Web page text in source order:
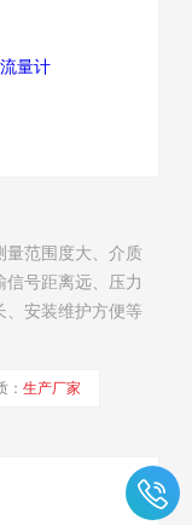
量范围度大、介质
号距离远、压力
、安装维护方便等
：生产厂家